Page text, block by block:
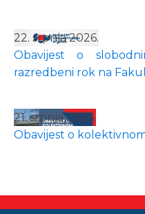
22. srpnja 2026.
Obavijest o
razredbeni rok na
21. srpnja 2026.
Obavijest o